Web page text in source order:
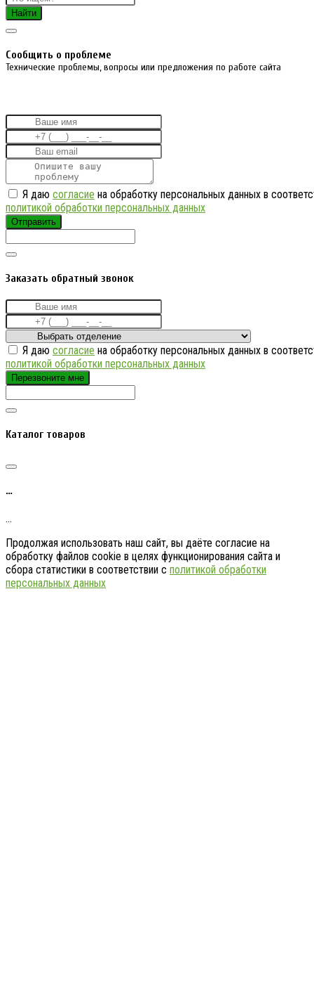
Найти
Cообщить о проблеме
Технические проблемы, вопросы или предложения по работе сайта
Я даю согласие на обработку персональных данных в
политикой обработки персональных данных
Отправить
Заказать обратный звонок
Я даю согласие на обработку персональных данных в
политикой обработки персональных данных
Перезвоните мне
Каталог товаров
…
…
Продолжая использовать наш сайт, вы даёте согласие на
обработку файлов cookie в целях функционирования сайта и
сбора статистики в соответствии с политикой обработки
персональных данных